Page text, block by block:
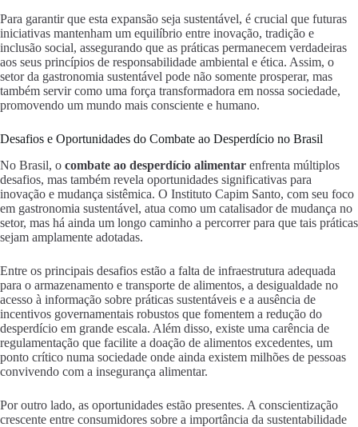
Para garantir que esta expansão seja sustentável, é crucial que futuras
iniciativas mantenham um equilíbrio entre inovação, tradição e
inclusão social, assegurando que as práticas permanecem verdadeiras
aos seus princípios de responsabilidade ambiental e ética. Assim, o
setor da gastronomia sustentável pode não somente prosperar, mas
também servir como uma força transformadora em nossa sociedade,
promovendo um mundo mais consciente e humano.
Desafios e Oportunidades do Combate ao Desperdício no Brasil
No Brasil, o combate ao desperdício alimentar enfrenta múltiplos
desafios, mas também revela oportunidades significativas para
inovação e mudança sistêmica. O Instituto Capim Santo, com seu foco
em gastronomia sustentável, atua como um catalisador de mudança no
setor, mas há ainda um longo caminho a percorrer para que tais práticas
sejam amplamente adotadas.
Entre os principais desafios estão a falta de infraestrutura adequada
para o armazenamento e transporte de alimentos, a desigualdade no
acesso à informação sobre práticas sustentáveis e a ausência de
incentivos governamentais robustos que fomentem a redução do
desperdício em grande escala. Além disso, existe uma carência de
regulamentação que facilite a doação de alimentos excedentes, um
ponto crítico numa sociedade onde ainda existem milhões de pessoas
convivendo com a insegurança alimentar.
Por outro lado, as oportunidades estão presentes. A conscientização
crescente entre consumidores sobre a importância da sustentabilidade